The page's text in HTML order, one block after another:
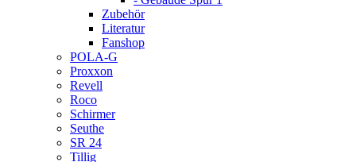
Zubehör
Literatur
Fanshop
POLA-G
Proxxon
Revell
Roco
Schirmer
Seuthe
SR 24
Tillig